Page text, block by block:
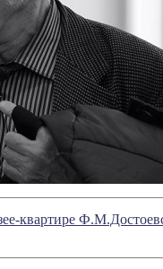
квартире